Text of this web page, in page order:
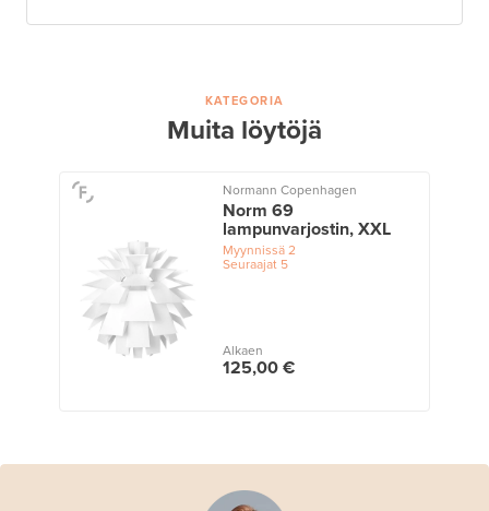
KATEGORIA
Muita löytöjä
Normann Copenhagen
Norm 69
lampunvarjostin, XXL
Myynnissä2
Seuraajat 5
Alkaen
125,00 €